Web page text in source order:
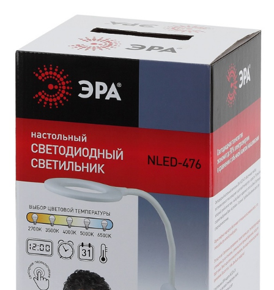
ФОНТАНЫ
ЭЛЕКТРОЗВОНКИ И АКСЕССУАРЫ
ЭЛЕКТРОУСТАНОВОЧНЫЕ
ЭЛЕМЕНТЫ ПИТАНИЯ
ОПЛАТА И ДОСТАВКА
ЗАДАТЬ ВОПРОС